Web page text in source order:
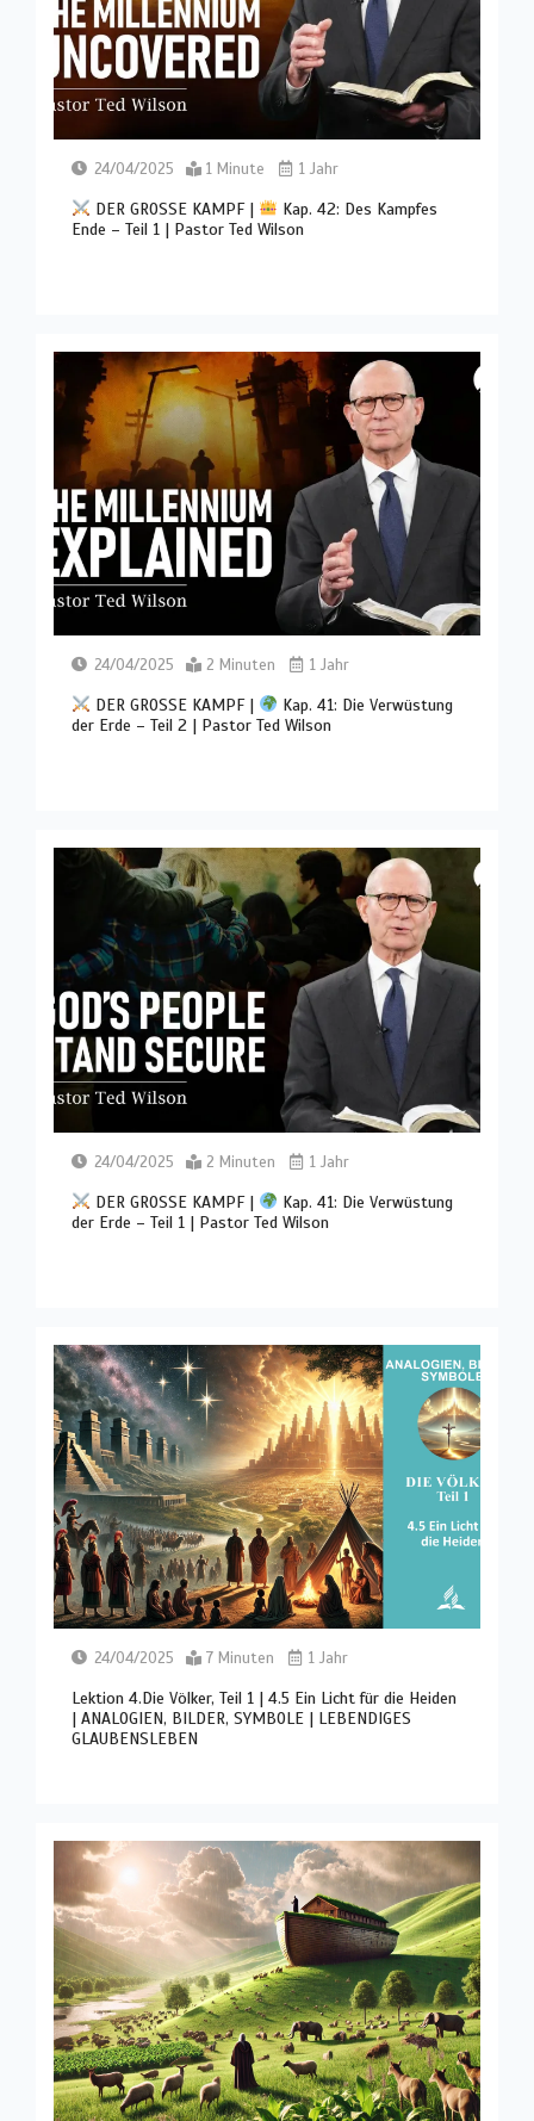
24/04/2025 1 Minute 1 Jahr
DER GROSSE KAMPF |
Kap. 42: Des Kampfes
Ende – Teil 1 | Pastor Ted Wilson
24/04/2025 2 Minuten 1 Jahr
DER GROSSE KAMPF |
Kap. 41: Die Verwüstung
der Erde – Teil 2 | Pastor Ted Wilson
24/04/2025 2 Minuten 1 Jahr
DER GROSSE KAMPF |
Kap. 41: Die Verwüstung
der Erde – Teil 1 | Pastor Ted Wilson
24/04/2025 7 Minuten 1 Jahr
Lektion 4.Die Völker, Teil 1 | 4.5 Ein Licht für die Heiden
| ANALOGIEN, BILDER, SYMBOLE | LEBENDIGES
GLAUBENSLEBEN